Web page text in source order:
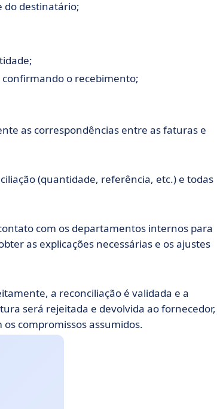
do destinatário;
o recebimento;
as correspondências entre as faturas e
(quantidade, referência, etc.) e todas
com os departamentos internos para
as explicações necessárias e os ajustes
a reconciliação é validada e a
será rejeitada e devolvida ao fornecedor,
compromissos assumidos.